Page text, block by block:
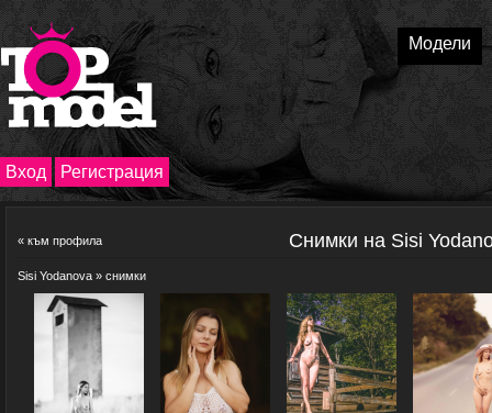
Модели
Вход Регистрация
« към профила Снимки на Sisi
Sisi Yodanova » снимки